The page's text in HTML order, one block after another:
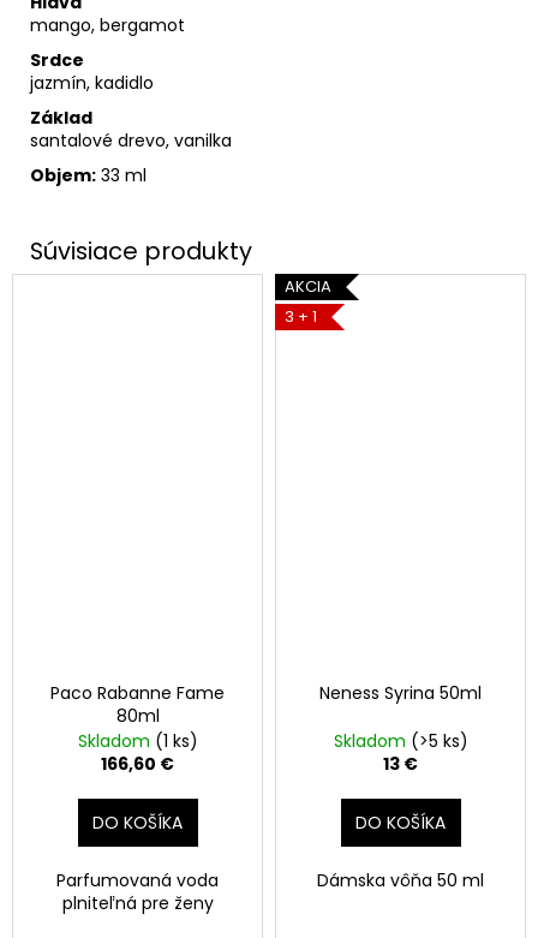
mango, bergamot
Srdce
jazmín, kadidlo
Základ
santalové drevo, vanilka
Objem: 33 ml
Paco Rabanne Fame
80ml
Skladom (1 ks)
166,60 €
DO KOŠÍKA
Parfumovaná voda
plniteľná pre ženy
AKCIA
3 + 1
Neness Syrina 50ml
Skladom (>5 ks)
13 €
DO KOŠÍKA
Dámska vôňa 50 ml